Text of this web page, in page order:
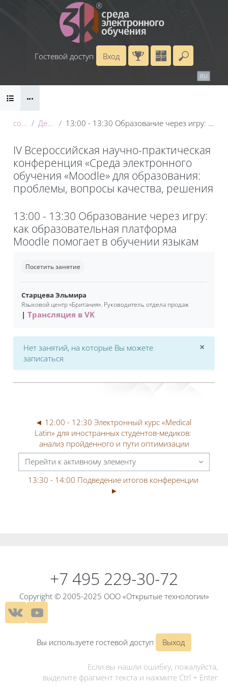
Перейти к основному содержанию
Гостевой доступ
Вход
RU
Блоки
conf_2025 День 3: 22 мая 13:00 - 13:30 Образование через игру: как образовательная платформа Moodle помогает в обучении языкам
IV Всероссийская научно-практическая
конференция «Среда электронного
обучения «Moodle» для образования:
проблемы, вопросы качества, решения
13:00 - 13:30 Образование через игру:
как образовательная платформа
Moodle помогает в обучении языкам
Посетить занятие
Старцева Эльмира
Языковой центр «Британия». Руководитель отдела продаж
Трансляция в VK
Нет занятий, на которые Вы можете
записаться
×
◄ 12:00 - 12:30 Электронный курс «Medical
Latin» для иностранных студентов-медиков:
анализ пройденного и пути оптимизации
Перейти к активному элементу
13:30 - 14:00 Подведение итогов конференции
►
+7 495 229-30-72
Copyright © 2005-2025 ООО «Открытые технологии»
Вы используете гостевой доступ Выход
Если вы нашли ошибку, пожалуйста,
выделите фрагмент текста и нажмите Ctrl + Enter